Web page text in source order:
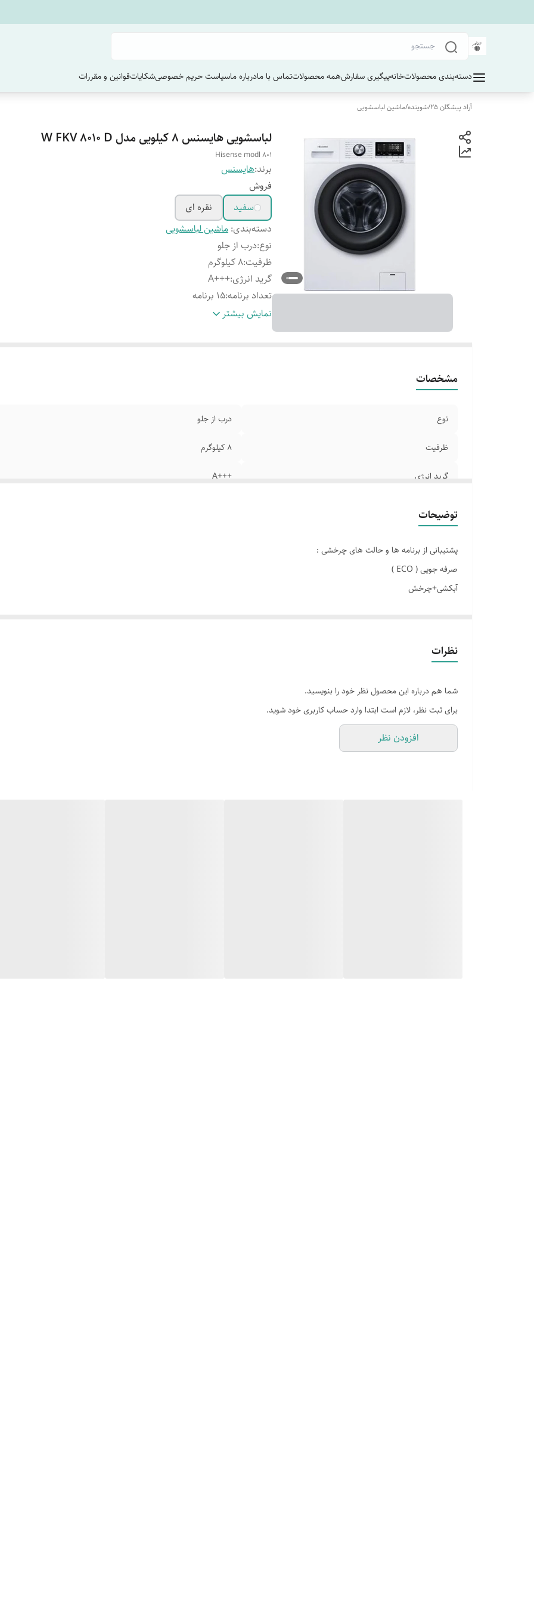
دسته‌بندی محصولاتخانهپیگیری سفارشهمه محصولاتتماس با مادرباره ماسیاست حریم خصوصیشکایاتقوانین و مقررات
آراد پیشگان 25 /شوینده/ماشین لباسشویی
لباسشویی هایسنس 8 کیلویی مدل W FKV 8010 D
Hisense modl 801
برند:هایسنس
فروش
سفید
نقره ای
دسته‌بندی: ماشین لباسشویی
نوع:درب از جلو
ظرفیت:8 کیلوگرم
گرید انرژی:
+++A
تعداد برنامه:15 برنامه
ابعاد:85*60*60 سانتی متر
نمایش بیشتر
مشخصات
نوع درب از جلو
ظرفیت 8 کیلوگرم
گرید انرژی +++A
سرعت چرخش موتور
توضیحات
پشتیبانی از برنامه ها و حالت های چرخشی :
صرفه جویی ( ECO )
آبکشی+چرخش
دست شو ( Hand wash )
نظرات
شما هم درباره این محصول نظر خود را بنویسید.
برای ثبت نظر، لازم است ابتدا وارد حساب کاربری خود شوید.
افزودن نظر